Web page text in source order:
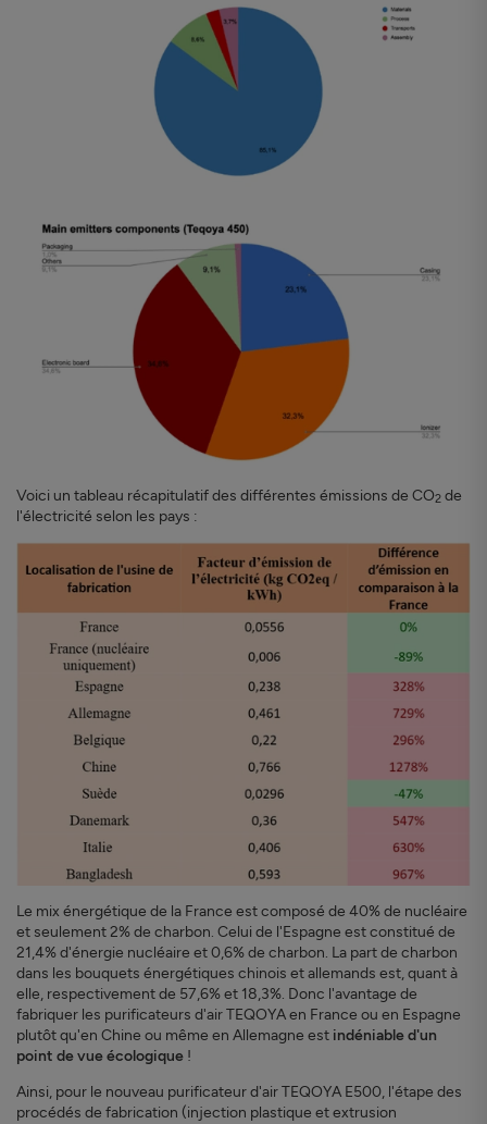
Voici un tableau récapitulatif des différentes émissions de CO2 de
l'électricité selon les pays :
Le mix énergétique de la France est composé de 40% de nucléaire
et seulement 2% de charbon. Celui de l'Espagne est constitué de
21,4% d'énergie nucléaire et 0,6% de charbon. La part de charbon
dans les bouquets énergétiques chinois et allemands est, quant à
elle, respectivement de 57,6% et 18,3%. Donc l'avantage de
fabriquer les purificateurs d'air TEQOYA en France ou en Espagne
plutôt qu'en Chine ou même en Allemagne est indéniable d'un
point de vue écologique !
Ainsi, pour le nouveau purificateur d'air TEQOYA E500, l'étape des
procédés de fabrication (injection plastique et extrusion